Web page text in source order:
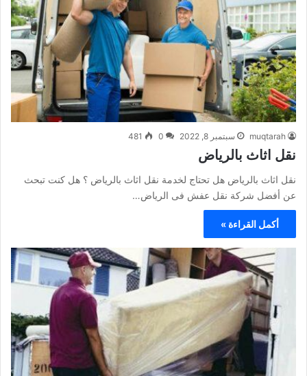
muqtarah سبتمبر 8, 2022 0
481
نقل اثاث بالرياض
نقل اثاث بالرياض هل تحتاج لخدمة نقل اثاث بالرياض ؟ هل كنت تبحث
عن أفضل شركة نقل عفش فى الرياض…
أكمل القراءة »